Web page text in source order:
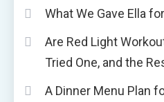
What We Gave Ella
Are Red Light
Tried One, and the
A Dinner Menu Plan